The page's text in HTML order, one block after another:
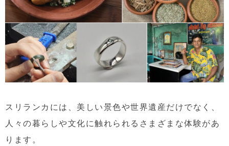
スリランカには、美しい景色や世界遺産だけでなく、
人々の暮らしや文化に触れられるさまざまな体験があ
ります。